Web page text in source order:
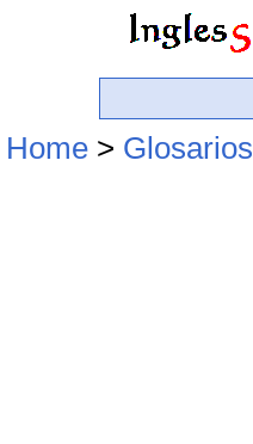
Home > Glosarios